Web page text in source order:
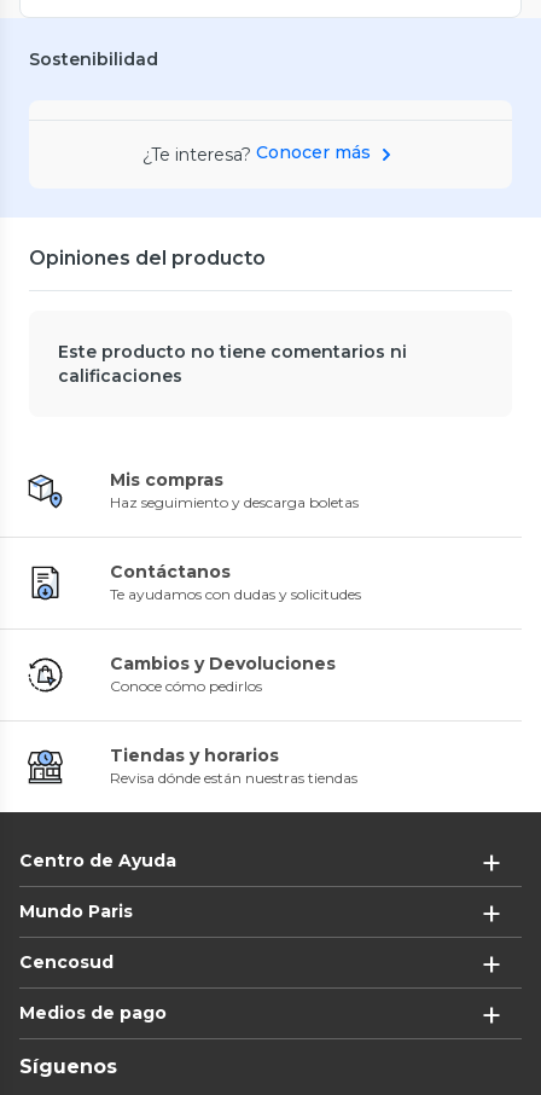
Sostenibilidad
¿Te interesa? Conocer más
Opiniones del producto
Este producto no tiene comentarios ni
calificaciones
Mis compras
Haz seguimiento y descarga boletas
Contáctanos
Te ayudamos con dudas y solicitudes
Cambios y Devoluciones
Conoce cómo pedirlos
Tiendas y horarios
Revisa dónde están nuestras tiendas
Centro de Ayuda
Mundo Paris
Cencosud
Medios de pago
Síguenos